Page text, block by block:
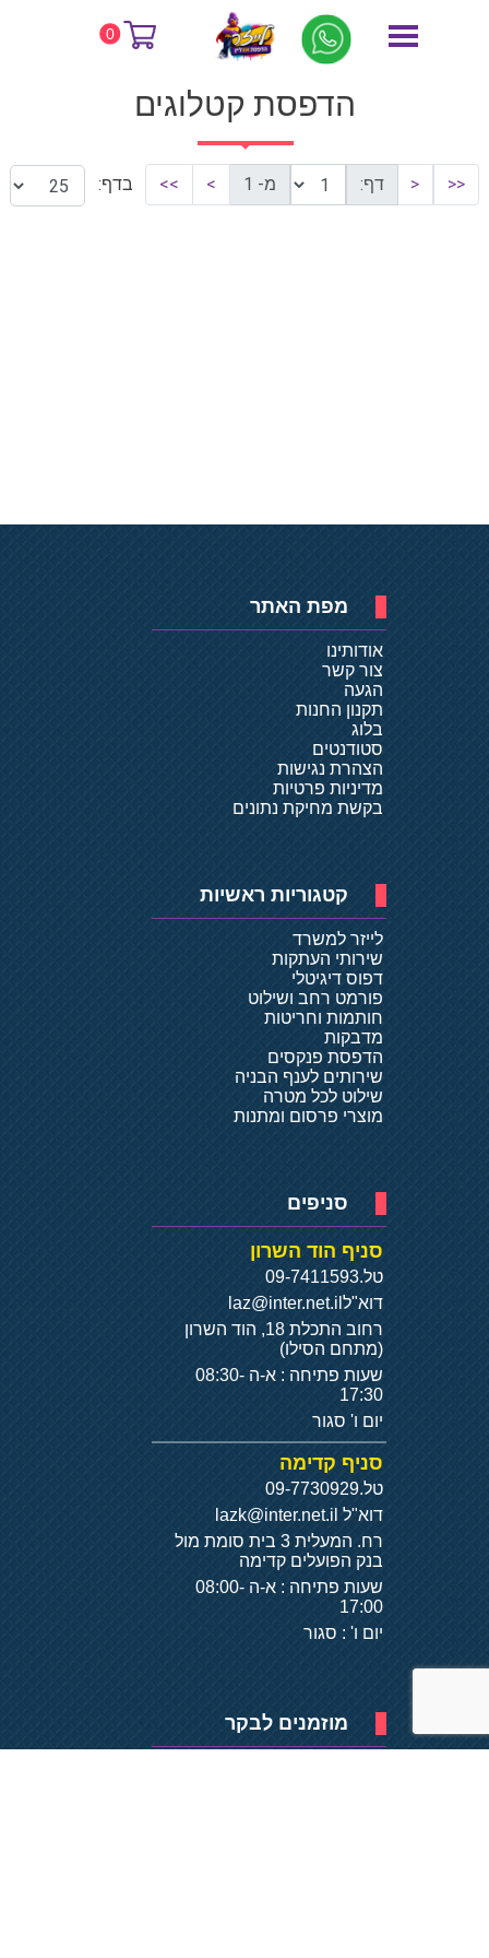
0 דף הבית הדפסת קטלוגים
הדפסת קטלוגים
<<
< דף: מ- 1 >
>> בדף:
מפת האתר
אודותינו
צור קשר
הגעה
תקנון החנות
בלוג
סטודנטים
הצהרת נגישות
מדיניות פרטיות
בקשת מחיקת נתונים
קטגוריות ראשיות
לייזר למשרד
שירותי העתקות
דפוס דיגיטלי
פורמט רחב ושילוט
חותמות וחריטות
מדבקות
הדפסת פנקסים
שירותים לענף הבניה
שילוט לכל מטרה
מוצרי פרסום ומתנות
סניפים
סניף הוד השרון
טל.09-7411593
דוא"ל laz@inter.net.il
רחוב התכלת 18, הוד השרון
(מתחם הסילו)
שעות פתיחה : א-ה 08:30-
17:30
יום ו' סגור
סניף קדימה
טל.09-7730929
דוא"ל
רח. המעלית 3 בית סומת מול
בנק הפועלים קדימה
שעות פתיחה : א-ה 08:00-
17:00
יום ו' : סגור
מוזמנים לבקר